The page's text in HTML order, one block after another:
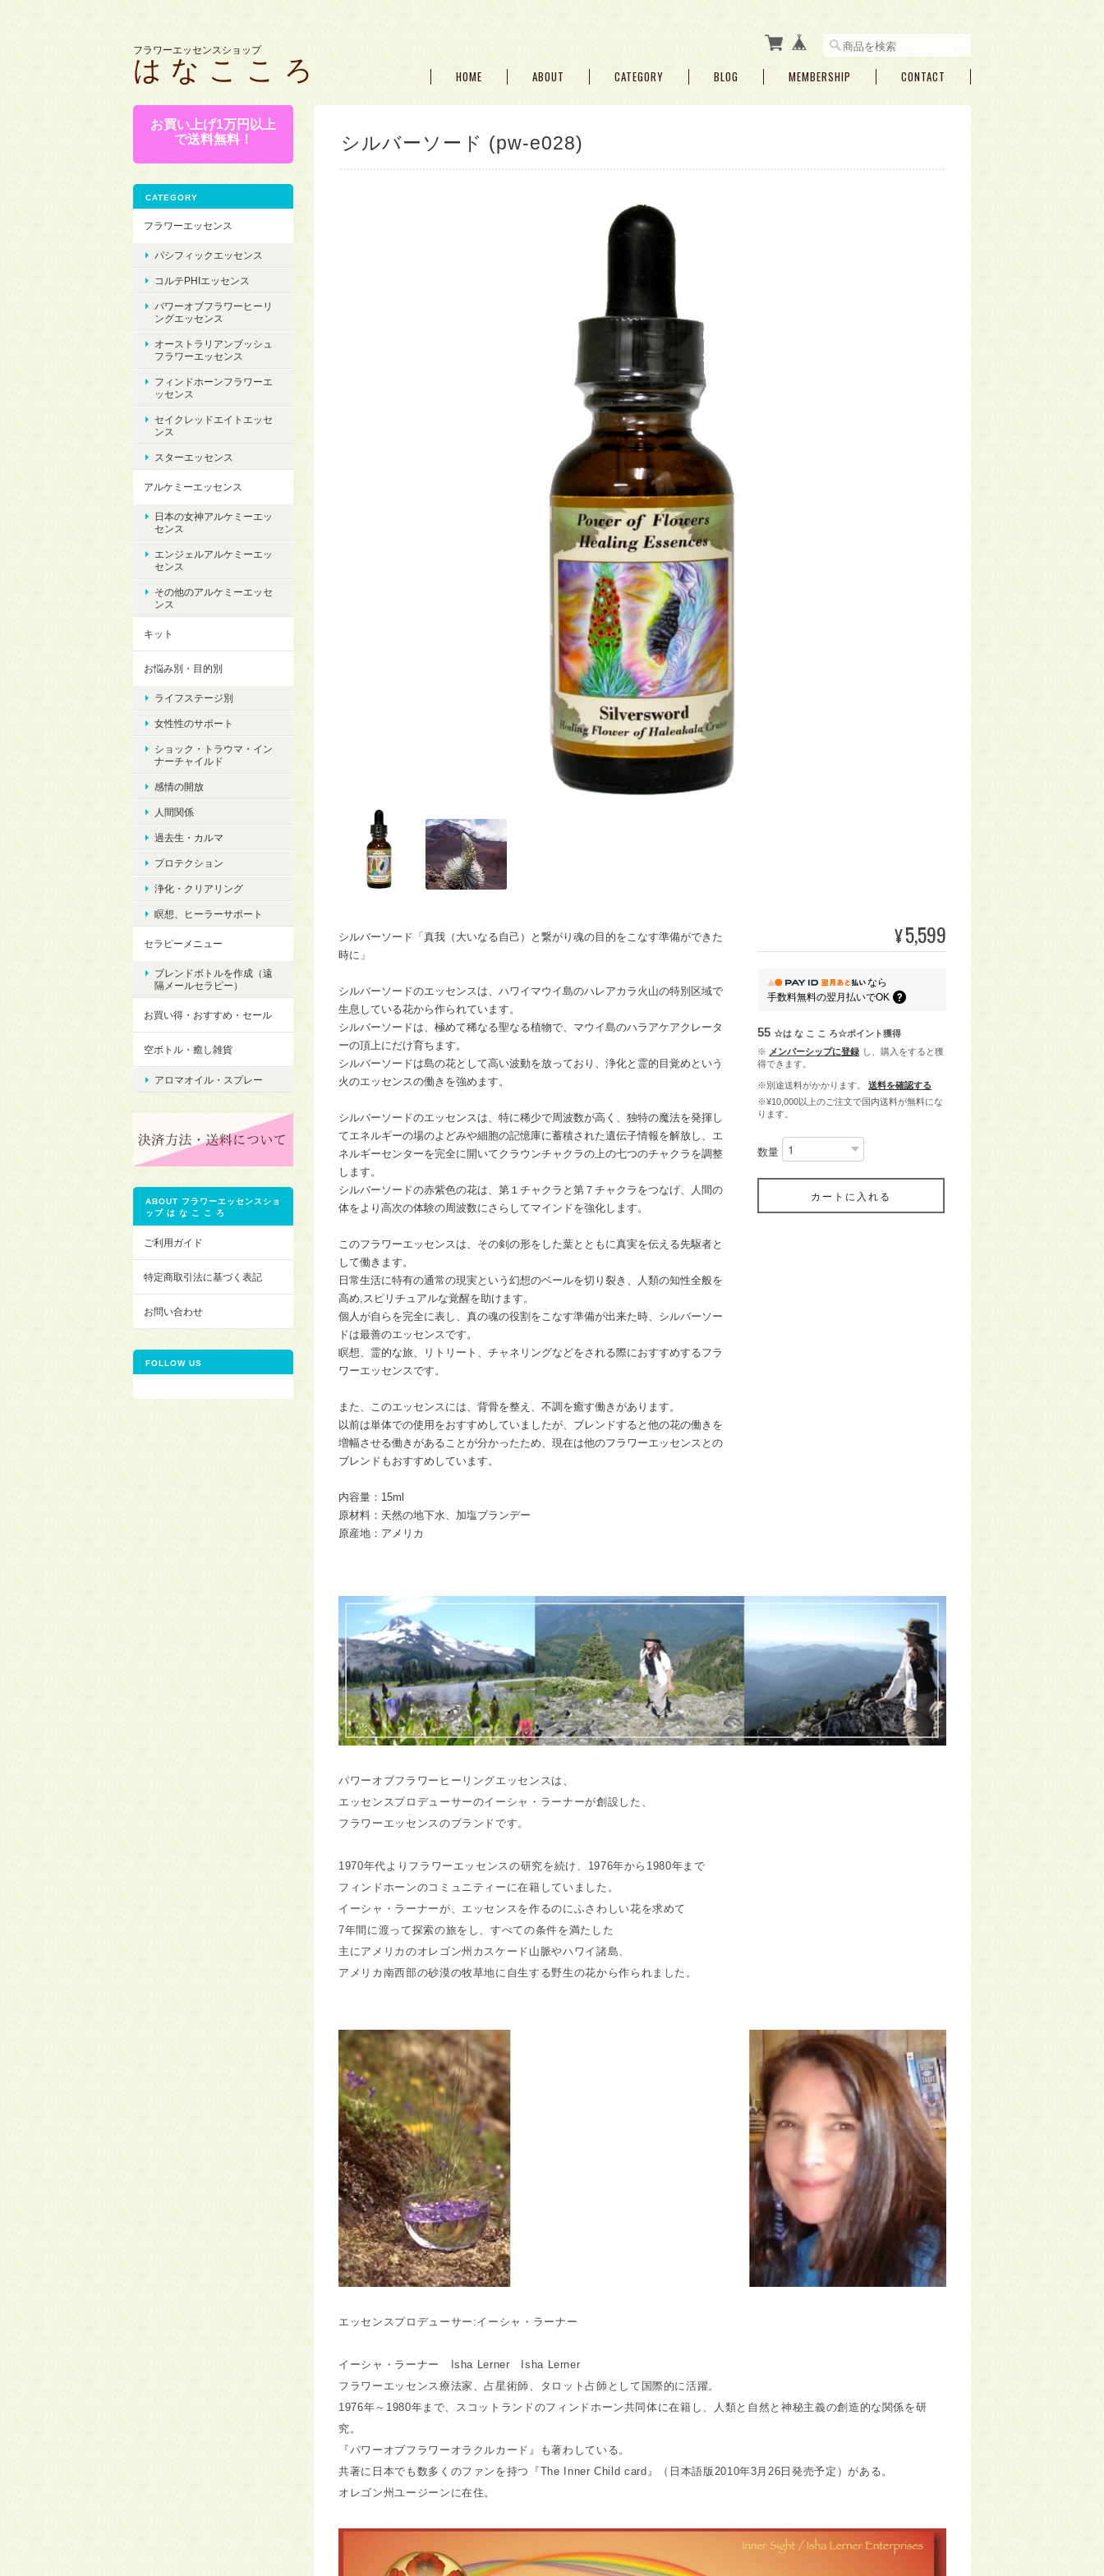
フラワーエッセンスショップ
は な こ こ ろ HOME ABOUT CATEGORY BLOG MEMBERSHIP CONTACT
シルバーソード (pw-e028)
シルバーソード「真我（大いなる自己）と繋がり魂の目的をこなす準備ができた
時に」
シルバーソードのエッセンスは、ハワイマウイ島のハレアカラ火山の特別区域で
生息している花から作られています。
シルバーソードは、極めて稀なる聖なる植物で、マウイ島のハラアケアクレータ
ーの頂上にだけ育ちます。
シルバーソードは島の花として高い波動を放っており、浄化と霊的目覚めという
火のエッセンスの働きを強めます。
シルバーソードのエッセンスは、特に稀少で周波数が高く、独特の魔法を発揮し
てエネルギーの場のよどみや細胞の記憶庫に蓄積された遺伝子情報を解放し、エ
ネルギーセンターを完全に開いてクラウンチャクラの上の七つのチャクラを調整
します。
シルバーソードの赤紫色の花は、第１チャクラと第７チャクラをつなげ、人間の
体をより高次の体験の周波数にさらしてマインドを強化します。
このフラワーエッセンスは、その剣の形をした葉とともに真実を伝える先駆者と
して働きます。
日常生活に特有の通常の現実という幻想のベールを切り裂き、人類の知性全般を
高め,スピリチュアルな覚醒を助けます。
個人が自らを完全に表し、真の魂の役割をこなす準備が出来た時、シルバーソー
ドは最善のエッセンスです。
瞑想、霊的な旅、リトリート、チャネリングなどをされる際におすすめするフラ
ワーエッセンスです。
また、このエッセンスには、背骨を整え、不調を癒す働きがあります。
以前は単体での使用をおすすめしていましたが、ブレンドすると他の花の働きを
増幅させる働きがあることが分かったため、現在は他のフラワーエッセンスとの
ブレンドもおすすめしています。
内容量：15ml
原材料：天然の地下水、加塩ブランデー
原産地：アメリカ
¥5,599
なら
手数料無料の翌月払いでOK
55 ☆は な こ こ ろ☆ポイント獲得
※ メンバーシップに登録 し、購入をすると獲
得できます。
※別途送料がかかります。
送料を確認する
※¥10,000以上のご注文で国内送料が無料にな
ります。
数量
カートに入れる
パワーオブフラワーヒーリングエッセンスは、
エッセンスプロデューサーのイーシャ・ラーナーが創設した、
フラワーエッセンスのブランドです。
1970年代よりフラワーエッセンスの研究を続け、1976年から1980年まで
フィンドホーンのコミュニティーに在籍していました。
イーシャ・ラーナーが、エッセンスを作るのにふさわしい花を求めて
7年間に渡って探索の旅をし、すべての条件を満たした
主にアメリカのオレゴン州カスケード山脈やハワイ諸島、
アメリカ南西部の砂漠の牧草地に自生する野生の花から作られました。
エッセンスプロデューサー:イーシャ・ラーナー
イーシャ・ラーナー Isha Lerner Isha Lerner
フラワーエッセンス療法家、占星術師、タロット占師として国際的に活躍。
1976年～1980年まで、スコットランドのフィンドホーン共同体に在籍し、人類と自然と神秘主義の創造的な関係を研
究。
『パワーオブフラワーオラクルカード』も著わしている。
共著に日本でも数多くのファンを持つ『The Inner Child card』（日本語版2010年3月26日発売予定）がある。
オレゴン州ユージーンに在住。
お買い上げ1万円以上
で送料無料！
CATEGORY
フラワーエッセンス
パシフィックエッセンス
コルテPHIエッセンス
パワーオブフラワーヒーリ
ングエッセンス
オーストラリアンブッシュ
フラワーエッセンス
フィンドホーンフラワーエ
ッセンス
セイクレッドエイトエッセ
ンス
スターエッセンス
アルケミーエッセンス
日本の女神アルケミーエッ
センス
エンジェルアルケミーエッ
センス
その他のアルケミーエッセ
ンス
キット
お悩み別・目的別
ライフステージ別
女性性のサポート
ショック・トラウマ・イン
ナーチャイルド
感情の開放
人間関係
過去生・カルマ
プロテクション
浄化・クリアリング
瞑想、ヒーラーサポート
セラピーメニュー
ブレンドボトルを作成（遠
隔メールセラピー）
お買い得・おすすめ・セール
空ボトル・癒し雑貨
アロマオイル・スプレー
ABOUT フラワーエッセンスショ
ップ は な こ こ ろ
ご利用ガイド
特定商取引法に基づく表記
お問い合わせ
FOLLOW US